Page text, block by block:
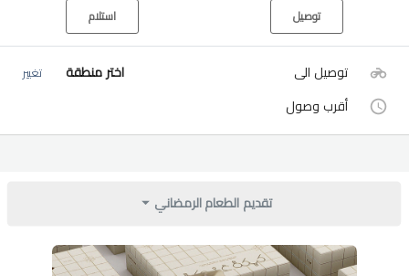
توصيل استلام
توصيل الى اختر منطقة تغيير
أقرب وصول
تقديم الطعام الرمضاني